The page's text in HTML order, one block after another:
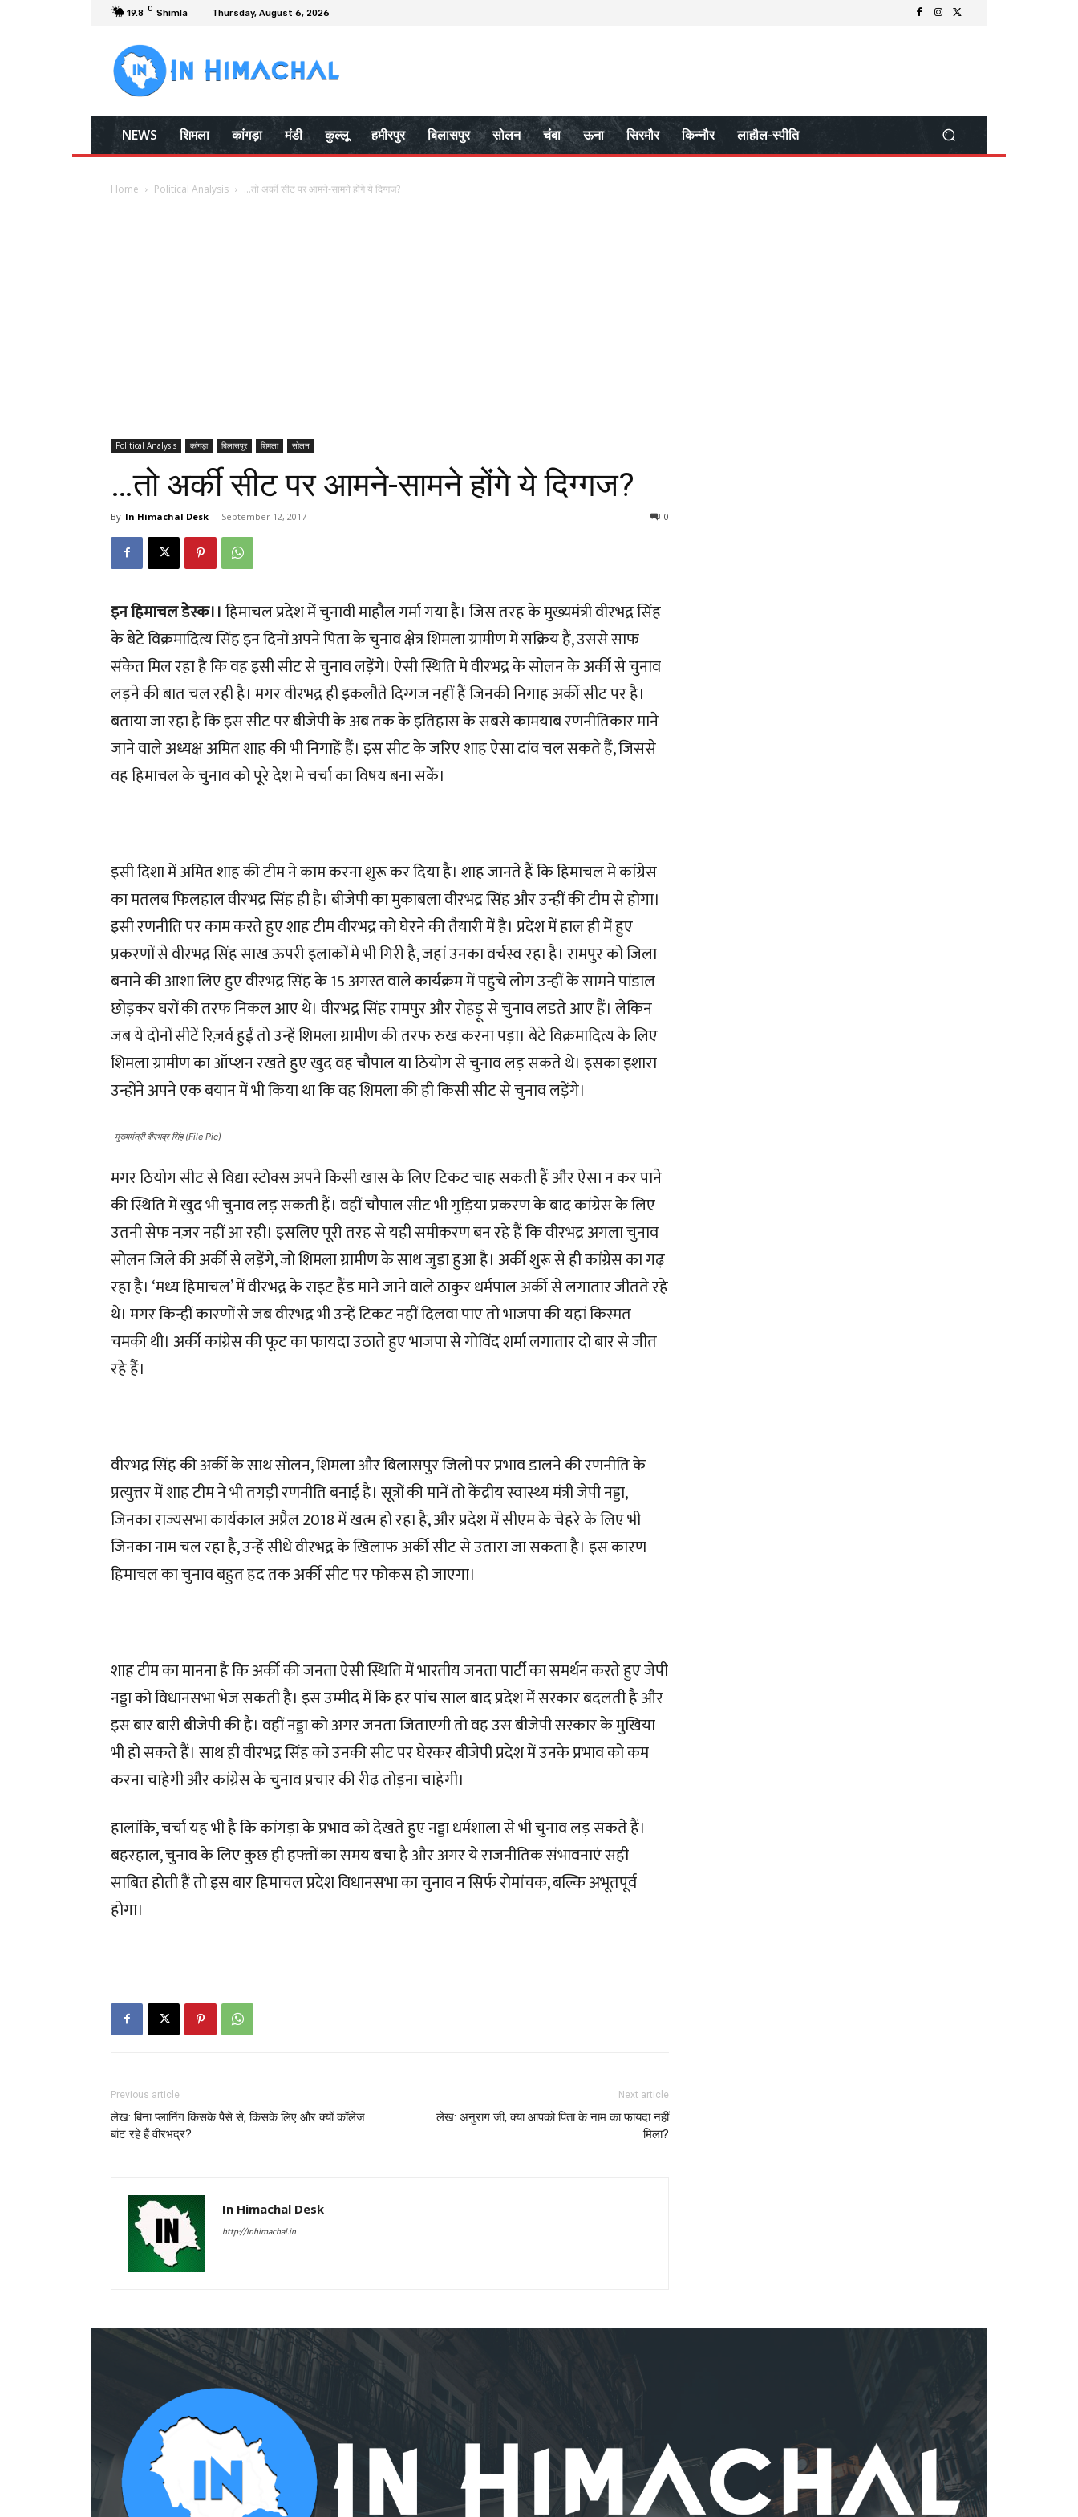
19.8 C Shimla Thursday, August 6, 2026
NEWS शिमला कांगड़ा मंडी कुल्लू हमीरपुर बिलासपुर सोलन चंबा ऊना सिरमौर किन्नौर लाहौल-स्पीति
Home Political Analysis …तो अर्की सीट पर आमने-सामने होंगे ये दिग्गज?
Political Analysis कांगड़ा बिलासपुर शिमला सोलन
…तो अर्की सीट पर आमने-सामने होंगे ये दिग्गज?
By In Himachal Desk - September 12, 2017 0
इन हिमाचल डेस्क।।हिमाचल प्रदेश में चुनावी माहौल गर्मा गया है। जिस तरह के मुख्यमंत्री वीरभद्र सिंह
के बेटे विक्रमादित्य सिंह इन दिनों अपने पिता के चुनाव क्षेत्र शिमला ग्रामीण में सक्रिय हैं, उससे साफ
संकेत मिल रहा है कि वह इसी सीट से चुनाव लड़ेंगे। ऐसी स्थिति मे वीरभद्र के सोलन के अर्की से चुनाव
लड़ने की बात चल रही है। मगर वीरभद्र ही इकलौते दिग्गज नहीं हैं जिनकी निगाह अर्की सीट पर है।
बताया जा रहा है कि इस सीट पर बीजेपी के अब तक के इतिहास के सबसे कामयाब रणनीतिकार माने
जाने वाले अध्यक्ष अमित शाह की भी निगाहें हैं। इस सीट के जरिए शाह ऐसा दांव चल सकते हैं, जिससे
वह हिमाचल के चुनाव को पूरे देश मे चर्चा का विषय बना सकें।
इसी दिशा में अमित शाह की टीम ने काम करना शुरू कर दिया है। शाह जानते हैं कि हिमाचल मे कांग्रेस
का मतलब फिलहाल वीरभद्र सिंह ही है। बीजेपी का मुकाबला वीरभद्र सिंह और उन्हीं की टीम से होगा।
इसी रणनीति पर काम करते हुए शाह टीम वीरभद्र को घेरने की तैयारी में है। प्रदेश में हाल ही में हुए
प्रकरणों से वीरभद्र सिंह साख ऊपरी इलाकों मे भी गिरी है, जहां उनका वर्चस्व रहा है। रामपुर को जिला
बनाने की आशा लिए हुए वीरभद्र सिंह के 15 अगस्त वाले कार्यक्रम में पहुंचे लोग उन्हीं के सामने पांडाल
छोड़कर घरों की तरफ निकल आए थे। वीरभद्र सिंह रामपुर और रोहड़ू से चुनाव लडते आए हैं। लेकिन
जब ये दोनों सीटें रिज़र्व हुईं तो उन्हें शिमला ग्रामीण की तरफ रुख करना पड़ा। बेटे विक्रमादित्य के लिए
शिमला ग्रामीण का ऑप्शन रखते हुए खुद वह चौपाल या ठियोग से चुनाव लड़ सकते थे। इसका इशारा
उन्होंने अपने एक बयान में भी किया था कि वह शिमला की ही किसी सीट से चुनाव लड़ेंगे।
मुख्यमंत्री वीरभद्र सिंह (File Pic)
मगर ठियोग सीट से विद्या स्टोक्स अपने किसी खास के लिए टिकट चाह सकती हैं और ऐसा न कर पाने
की स्थिति में खुद भी चुनाव लड़ सकती हैं। वहीं चौपाल सीट भी गुड़िया प्रकरण के बाद कांग्रेस के लिए
उतनी सेफ नज़र नहीं आ रही। इसलिए पूरी तरह से यही समीकरण बन रहे हैं कि वीरभद्र अगला चुनाव
सोलन जिले की अर्की से लड़ेंगे, जो शिमला ग्रामीण के साथ जुड़ा हुआ है। अर्की शुरू से ही कांग्रेस का गढ़
रहा है। ‘मध्य हिमाचल’ में वीरभद्र के राइट हैंड माने जाने वाले ठाकुर धर्मपाल अर्की से लगातार जीतते रहे
थे। मगर किन्हीं कारणों से जब वीरभद्र भी उन्हें टिकट नहीं दिलवा पाए तो भाजपा की यहां किस्मत
चमकी थी। अर्की कांग्रेस की फूट का फायदा उठाते हुए भाजपा से गोविंद शर्मा लगातार दो बार से जीत
रहे हैं।
वीरभद्र सिंह की अर्की के साथ सोलन, शिमला और बिलासपुर जिलों पर प्रभाव डालने की रणनीति के
प्रत्युत्तर में शाह टीम ने भी तगड़ी रणनीति बनाई है। सूत्रों की मानें तो केंद्रीय स्वास्थ्य मंत्री जेपी नड्डा,
जिनका राज्यसभा कार्यकाल अप्रैल 2018 में खत्म हो रहा है, और प्रदेश में सीएम के चेहरे के लिए भी
जिनका नाम चल रहा है, उन्हें सीधे वीरभद्र के खिलाफ अर्की सीट से उतारा जा सकता है। इस कारण
हिमाचल का चुनाव बहुत हद तक अर्की सीट पर फोकस हो जाएगा।
शाह टीम का मानना है कि अर्की की जनता ऐसी स्थिति में भारतीय जनता पार्टी का समर्थन करते हुए जेपी
नड्डा को विधानसभा भेज सकती है। इस उम्मीद में कि हर पांच साल बाद प्रदेश में सरकार बदलती है और
इस बार बारी बीजेपी की है। वहीं नड्डा को अगर जनता जिताएगी तो वह उस बीजेपी सरकार के मुखिया
भी हो सकते हैं। साथ ही वीरभद्र सिंह को उनकी सीट पर घेरकर बीजेपी प्रदेश में उनके प्रभाव को कम
करना चाहेगी और कांग्रेस के चुनाव प्रचार की रीढ़ तोड़ना चाहेगी।
हालांकि, चर्चा यह भी है कि कांगड़ा के प्रभाव को देखते हुए नड्डा धर्मशाला से भी चुनाव लड़ सकते हैं।
बहरहाल, चुनाव के लिए कुछ ही हफ्तों का समय बचा है और अगर ये राजनीतिक संभावनाएं सही
साबित होती हैं तो इस बार हिमाचल प्रदेश विधानसभा का चुनाव न सिर्फ रोमांचक, बल्कि अभूतपूर्व
होगा।
Previous article
लेख: बिना प्लानिंग किसके पैसे से, किसके लिए और क्यों कॉलेज
बांट रहे हैं वीरभद्र?
Next article
लेख: अनुराग जी, क्या आपको पिता के नाम का फायदा नहीं
मिला?
In Himachal Desk
http://Inhimachal.in